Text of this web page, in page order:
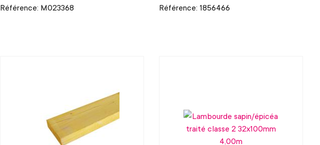
Référence: M023368 Référence: 1856466